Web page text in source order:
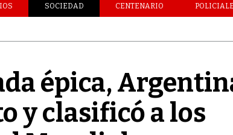
SOCIEDAD CENTENARIO
épica,
y clasificó a los